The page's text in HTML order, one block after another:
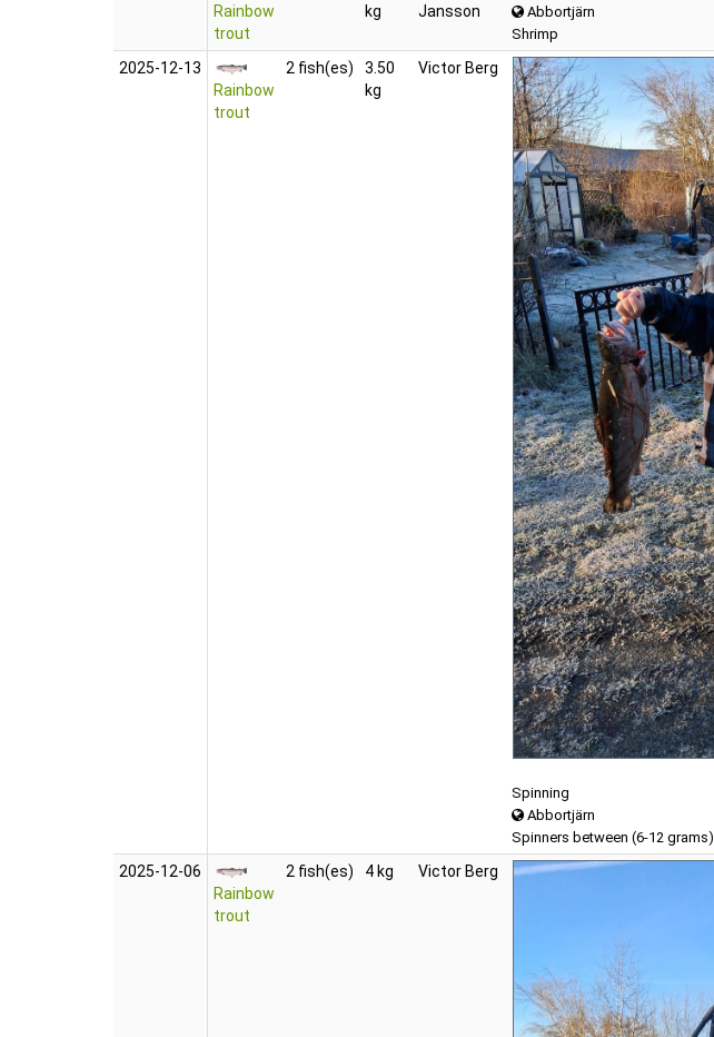
Rainbow
trout
kg
Jansson
Abbortjärn
Shrimp
2025‑12‑13
Rainbow
trout
2 fish(es)
3.50
kg
Victor Berg
Spinning
Abbortjärn
Spinners between (6-12 grams)
2025‑12‑06
Rainbow
trout
2 fish(es) 4 kg Victor Berg